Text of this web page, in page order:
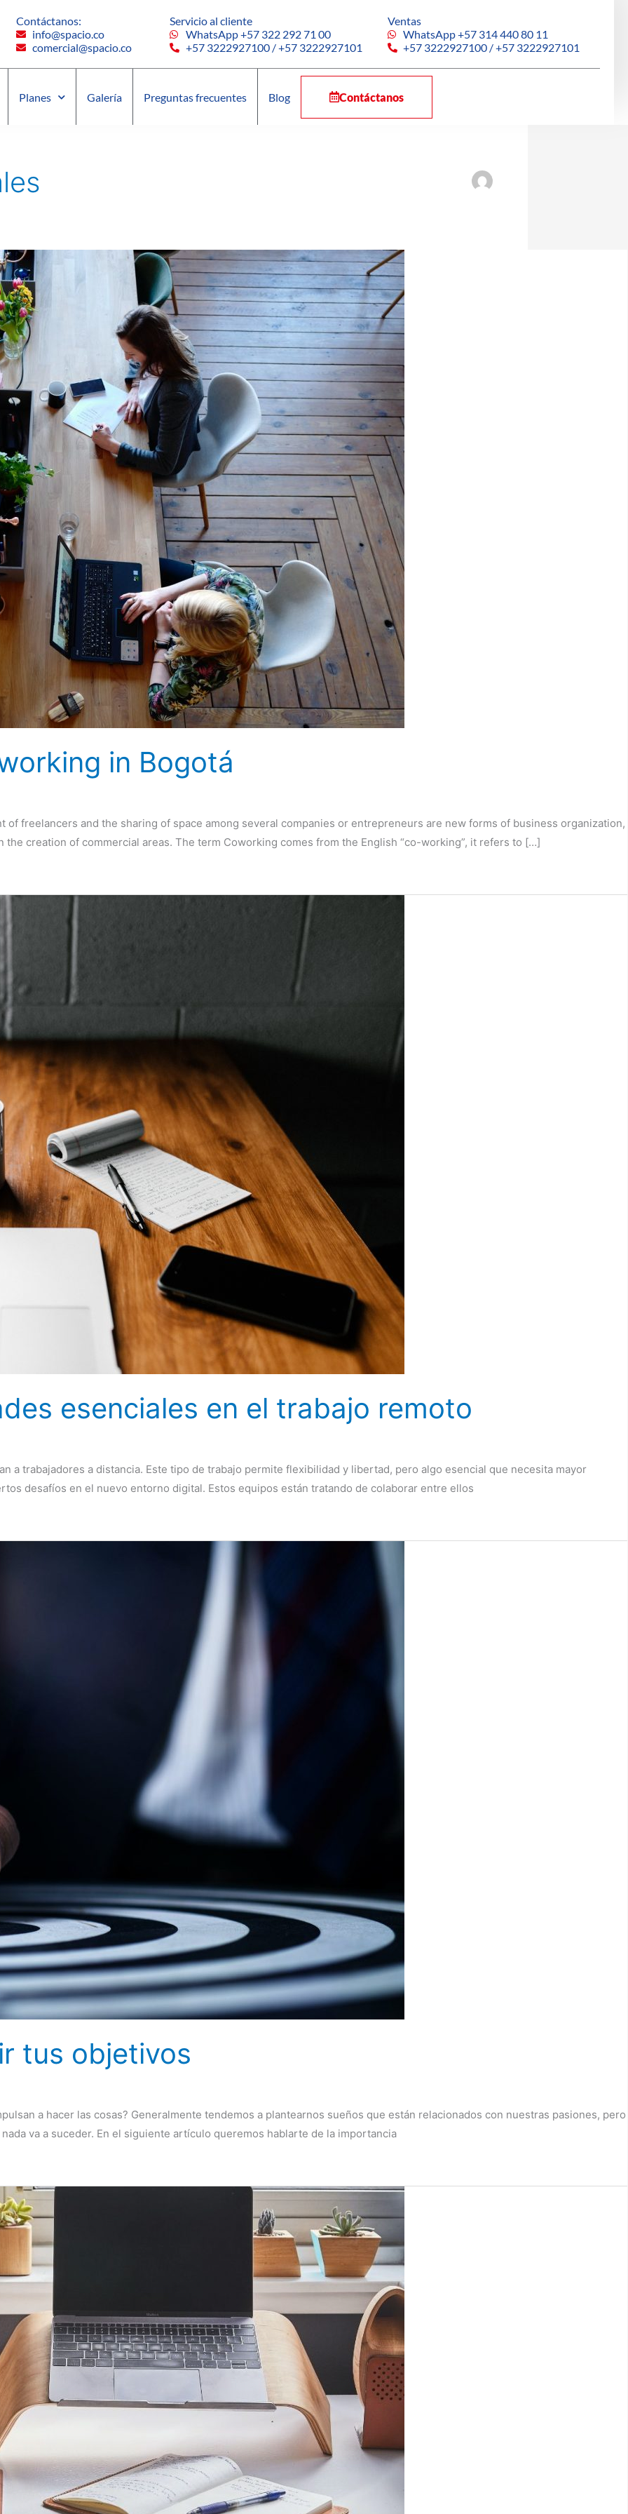
Contáctanos:
info@spacio.co
comercial@spacio.co
Servicio al cliente
WhatsApp +57 322 292 71 00
+57 3222927100 / +57 3222927101
Ventas
WhatsApp +57 314 440 80 11
+57 3222927100 / +57 3222927101
Planes Galería Preguntas frecuentes Blog Contáctanos
in Bogotá
freelancers and the sharing of space among several companies or entrepreneurs are new forms of business organization,
creation of commercial areas. The term Coworking comes from the English “co-working”, it refers to […]
esenciales en el trabajo remoto
a trabajadores a distancia. Este tipo de trabajo permite flexibilidad y libertad, pero algo esencial que necesita mayor
desafíos en el nuevo entorno digital. Estos equipos están tratando de colaborar entre ellos
tus objetivos
a hacer las cosas? Generalmente tendemos a plantearnos sueños que están relacionados con nuestras pasiones, pero
va a suceder. En el siguiente artículo queremos hablarte de la importancia